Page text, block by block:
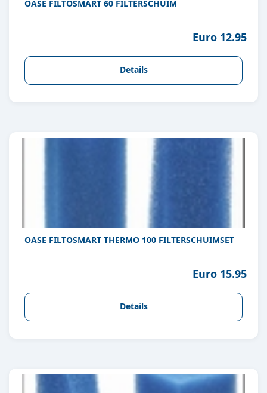
OASE FILTOSMART 60 FILTERSCHUIM
Euro 12.95
Details
OASE FILTOSMART THERMO 100 FILTERSCHUIMSET
Euro 15.95
Details